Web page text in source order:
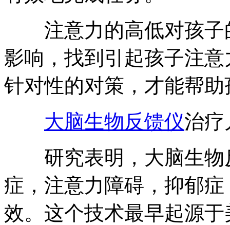
注意力的高低对孩子
影响，找到引起孩子注
针对性的对策，才能帮
大脑生物反馈仪治疗
研究表明，大脑生物
症，注意力障碍，抑郁
效。这个技术最早起源